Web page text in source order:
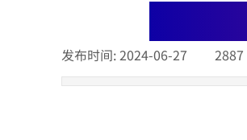
发布时间:2024-06-27 2887